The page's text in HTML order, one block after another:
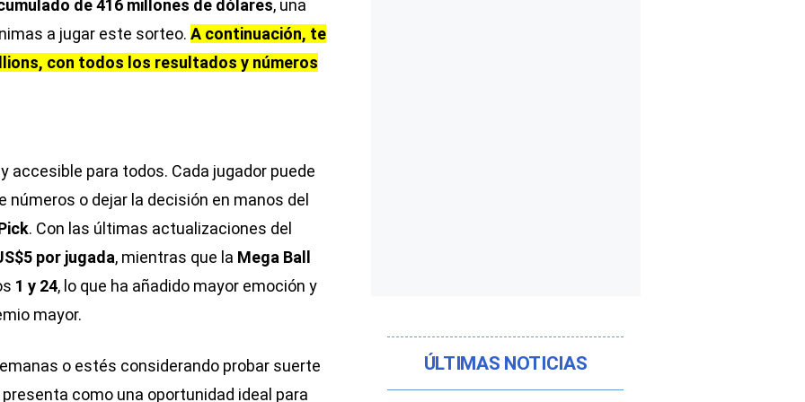
de 416 millones de dólares, una
a jugar este sorteo. A continuación, te
con todos los resultados y números
accesible para todos. Cada jugador puede
o dejar la decisión en manos del
. Con las últimas actualizaciones del
por jugada, mientras que la Mega Ball
1 y 24, lo que ha añadido mayor emoción y
mayor.
o estés considerando probar suerte
como una oportunidad ideal para
ÚLTIMAS NOTICIAS